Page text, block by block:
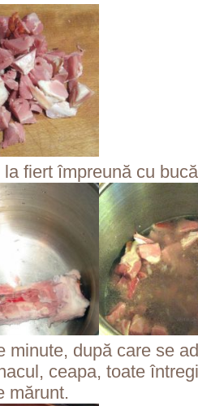
fiert împreună cu
minute, după care se
ceapa, toate
mărunt.